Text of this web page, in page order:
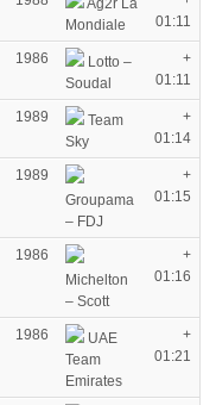
Ag2r La
Mondiale
01:11
1986
Lotto –
Soudal
+
01:11
1989
Team
Sky
+
01:14
1989
Groupama
– FDJ
+
01:15
1986
Michelton
– Scott
+
01:16
1986
UAE
Team
Emirates
+
01:21